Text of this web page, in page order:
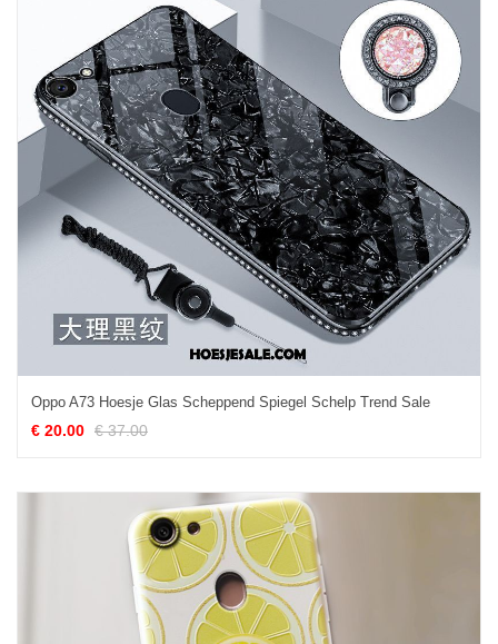
Oppo A73 Hoesje Glas Scheppend Spiegel Schelp Trend Sale
€ 20.00 € 37.00